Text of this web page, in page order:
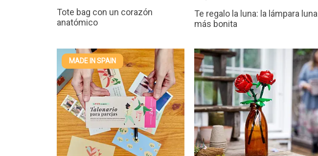
Tote bag con un corazón
anatómico
Te regalo la luna: la lámpara luna
más bonita
MADE IN SPAIN